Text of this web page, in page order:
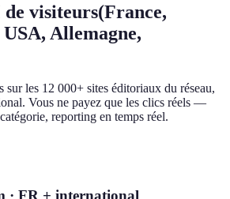
de visiteurs(France,
Allemagne,
sur les 12 000+ sites éditoriaux du réseau,
Vous ne payez que les clics réels —
reporting en temps réel.
· FR + international